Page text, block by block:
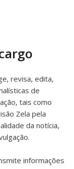
revisa, edita,
de
tais como
Zela pela
da notícia,
informações